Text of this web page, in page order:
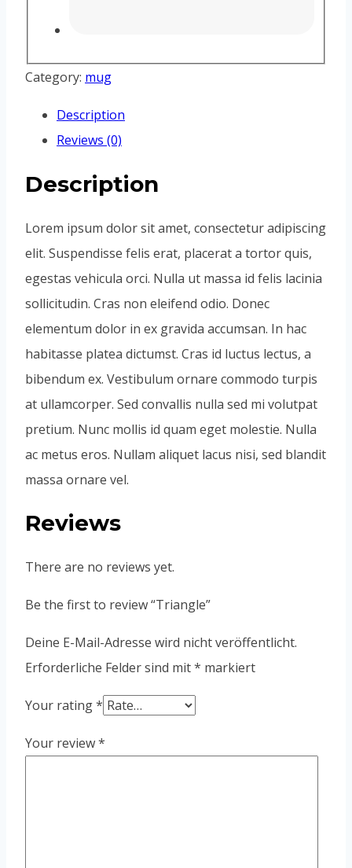
Category: mug
Description
Reviews (0)
Description
Lorem ipsum dolor sit amet, consectetur adipiscing
elit. Suspendisse felis erat, placerat a tortor quis,
egestas vehicula orci. Nulla ut massa id felis lacinia
sollicitudin. Cras non eleifend odio. Donec
elementum dolor in ex gravida accumsan. In hac
habitasse platea dictumst. Cras id luctus lectus, a
bibendum ex. Vestibulum ornare commodo turpis
at ullamcorper. Sed convallis nulla sed mi volutpat
pretium. Nunc mollis id quam eget molestie. Nulla
ac metus eros. Nullam aliquet lacus nisi, sed blandit
massa ornare vel.
Reviews
There are no reviews yet.
Be the first to review “Triangle”
Deine E-Mail-Adresse wird nicht veröffentlicht.
Erforderliche Felder sind mit* markiert
Your rating*
Your review*